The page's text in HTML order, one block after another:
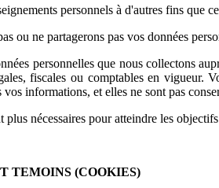
personnels à d'autres fins que
ou ne partagerons pas vos données
personnelles que nous collectons
fiscales ou comptables en vigueur.
informations, et elles ne sont pas
plus nécessaires pour atteindre les
TEMOINS (COOKIES)